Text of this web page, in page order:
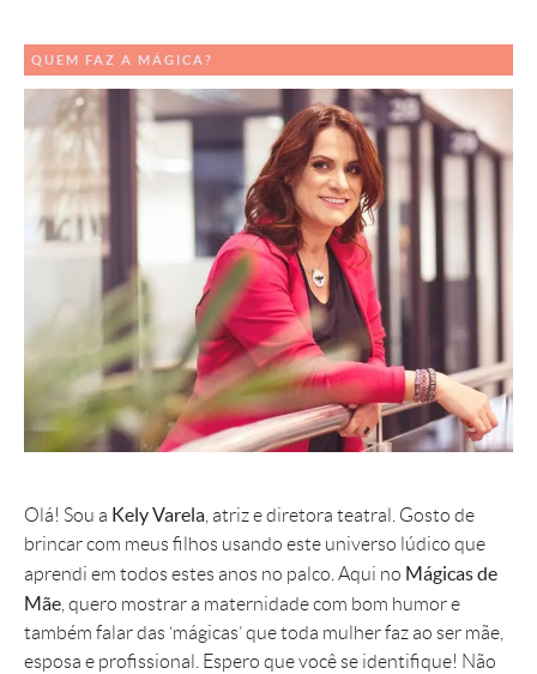
QUEM FAZ A MÁGICA?
Olá! Sou a Kely Varela , atriz e diretora teatral. Gosto de
brincar com meus filhos usando este universo lúdico que
aprendi em todos estes anos no palco. Aqui no Mágicas de
Mãe , quero mostrar a maternidade com bom humor e
também falar das ‘mágicas’ que toda mulher faz ao ser mãe,
esposa e profissional. Espero que você se identifique! Não